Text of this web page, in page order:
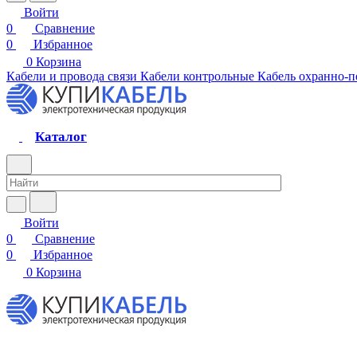
Войти
0
Сравнение
0
Избранное
0 Корзина
Кабели и провода связи Кабели контрольные Кабель охранно-
Каталог
Войти
0
Сравнение
0
Избранное
0 Корзина